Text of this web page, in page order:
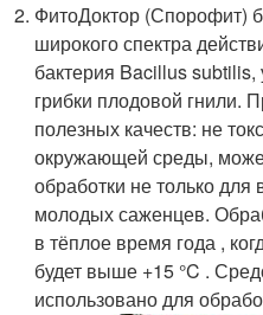
ФитоДоктор (Спорофит)
широкого спектра
бактерия Bacillus
грибки плодовой гнили.
полезных качеств: не
окружающей среды,
обработки не только
молодых саженцев.
в тёплое время года ,
будет выше +15 °C .
использовано для